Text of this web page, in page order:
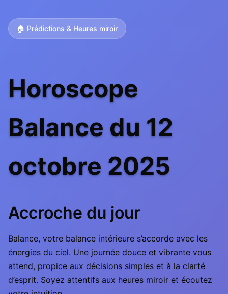
🏠 Prédictions & Heures miroir
Horoscope
Balance du 12
octobre 2025
Accroche du jour
Balance, votre balance intérieure s’accorde avec les
énergies du ciel. Une journée douce et vibrante vous
attend, propice aux décisions simples et à la clarté
d’esprit. Soyez attentifs aux heures miroir et écoutez